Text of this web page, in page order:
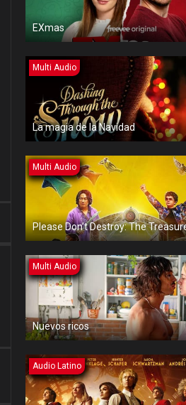
EXmas
Multi Audio
La magia de la Navidad
Multi Audio
Multi Audio
Nuevos ricos
Audio Latino